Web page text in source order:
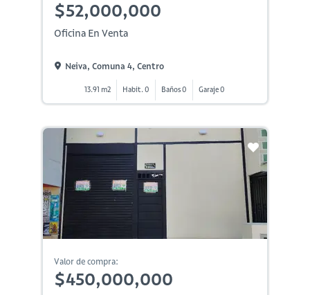
$52,000,000
Oficina En Venta
Neiva, Comuna 4, Centro
13.91 m2 Habit. 0 Baños 0 Garaje 0
Valor de compra:
$450,000,000